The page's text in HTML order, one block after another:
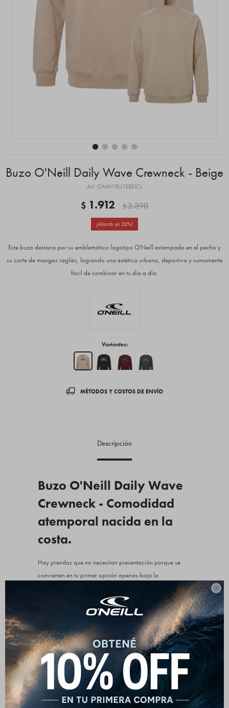

Buzo O'Neill Daily Wave Crewneck - Beige
OMH1BU13BEICL
$ 1.912 $2.390
20
Este buzo destaca por su emblemático logotipo O'Neill estampado en el pecho y
su corte de mangas raglán, logrando una estética urbana, deportiva y sumamente
fácil de combinar en tu día a día.
Variantes:
MÉTODOS Y COSTOS DE ENVÍO
Descripción
Buzo O'Neill Daily Wave
Crewneck - Comodidad
atemporal nacida en la
costa.
Hay prendas que no necesitan presentación porque se
convierten en tu primer opción apenas baja la
balance perfecto entre la cultura surf clásica y el estilo
urbano actual. Al estar fabricado enteramente en
algodón, ofrece un tacto interno espectacular que te
envuelve en comodidad sin esa sensación pesada y rígida
de otros abrigos sintéticos. Va impecable con tus jeans
favoritos, unos pantalones tipo cargo o un jogging para
un look relajado de fin de semana. Ya sea para salir a dar
una vuelta por la ciudad o meter en la mochila para
cuando refresca a la tarde, es ese básico eterno que rinde